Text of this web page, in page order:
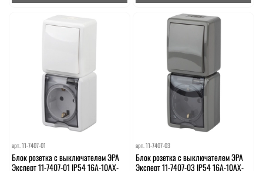
арт.11-7407-01
Блок розетка с выключателем ЭРА
Эксперт 11-7407-01 IP54 16A-10AX-
арт. 11-7407-03
Блок розетка с выключателем ЭРА
Эксперт 11-7407-03 IP54 16A-10AX-